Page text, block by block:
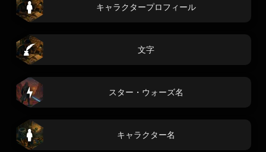
キャラクタープロフィール
文字
スター・ウォーズ名
キャラクター名